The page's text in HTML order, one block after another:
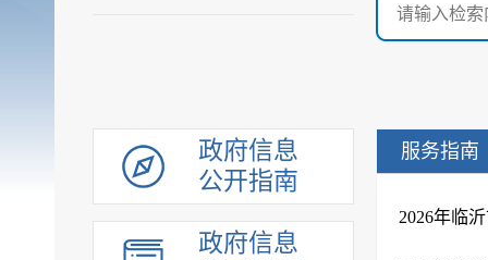
政府信息
公开指南
政府信息
服务指南
2026年临